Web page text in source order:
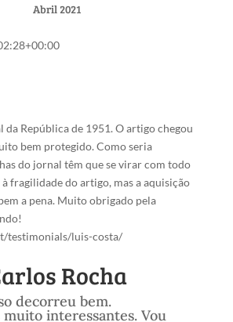
Abril 2021
República de 1951. O artigo chegou
bem protegido. Como seria
do jornal têm que se virar com todo
fragilidade do artigo, mas a aquisição
a pena. Muito obrigado pela
testimonials/luis-costa/
Rocha
decorreu bem.
interessantes. Vou